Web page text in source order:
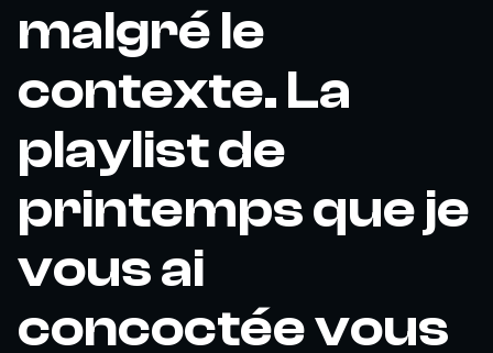
malgré le
contexte. La
playlist de
printemps que je
vous ai
concoctée vous